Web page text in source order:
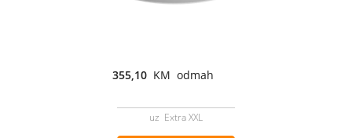
355,10 KM odmah
uz Extra XXL